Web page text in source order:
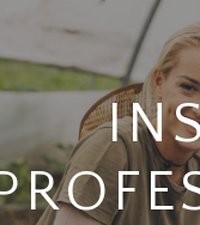
Panneau de gestion